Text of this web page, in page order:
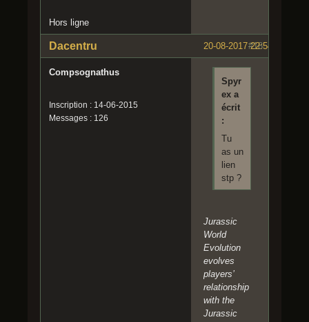
Hors ligne
#18
20-08-2017 22:54:58
Dacentru
Compsognathus
Inscription : 14-06-2015
Messages : 126
Spyr
ex a
écrit
:
Tu
as un
lien
stp ?
Jurassic
World
Evolution
evolves
players’
relationship
with the
Jurassic